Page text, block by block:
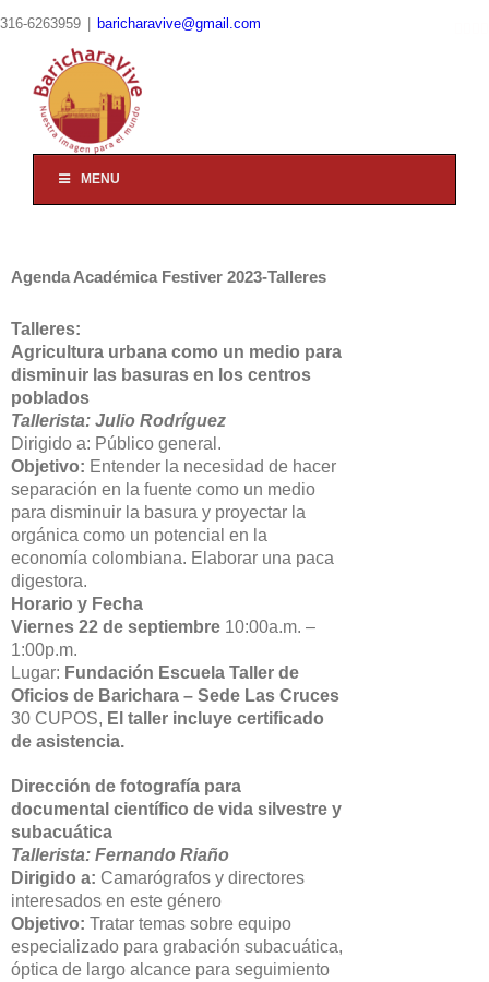
to
316-6263959 baricharavive@gmail.com
MENU
Agenda Académica Festiver 2023-Talleres
Talleres:
Agricultura urbana como un medio para
disminuir las basuras en los centros
poblados
Tallerista: Julio Rodríguez
Dirigido a: Público general.
Objetivo: Entender la necesidad de hacer
separación en la fuente como un medio
para disminuir la basura y proyectar la
orgánica como un potencial en la
economía colombiana. Elaborar una paca
digestora.
Horario y Fecha
Viernes 22 de septiembre 10:00a.m. –
1:00p.m.
Lugar: Fundación Escuela Taller de
Oficios de Barichara – Sede Las Cruces
30 CUPOS, El taller incluye certificado
de asistencia.
Dirección de fotografía para
documental científico de vida silvestre y
subacuática
Tallerista: Fernando Riaño
Dirigido a: Camarógrafos y directores
interesados en este género
Objetivo: Tratar temas sobre equipo
especializado para grabación subacuática,
óptica de largo alcance para seguimiento